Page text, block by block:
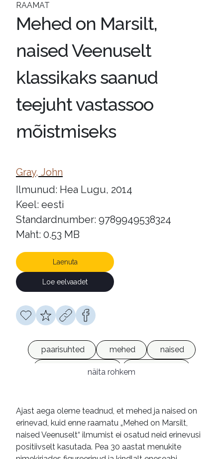
RAAMAT
Mehed on Marsilt,
naised Veenuselt
klassikaks saanud
teejuht vastassoo
mõistmiseks
Gray, John
Ilmunud: Hea Lugu, 2014
Keel: eesti
Standardnumber: 9789949538324
Maht: 0.53 MB
Laenuta
Loe eelvaadet
paarisuhted mehed
naised
soopsühholoogianäita rohkem
Ajast aega oleme teadnud, et mehed ja naised on
erinevad, kuid enne raamatu „Mehed on Marsilt,
naised Veenuselt“ ilmumist ei osatud neid erinevusi
positiivselt kasutada. Pea 30 aastat menukite